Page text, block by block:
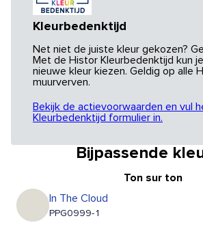
Kleurbedenktijd
Net niet de juiste kleur gekozen?
Met de Histor Kleurbedenktijd kun
nieuwe kleur kiezen. Geldig op alle
muurverven.
Bekijk de actievoorwaarden en vul
Kleurbedenktijd formulier in.
Bijpassende
Ton sur ton
In The Cloud
PPG0999-1